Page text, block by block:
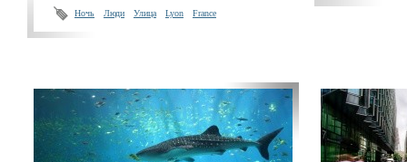
Ночь Люди Улица Lyon France